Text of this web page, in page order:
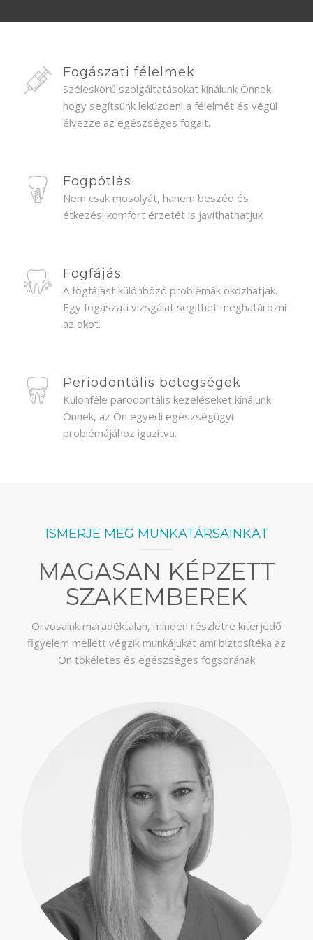
Fogászati félelmek
Széleskörű szolgáltatásokat kínálunk Önnek,
hogy segítsünk leküzdeni a félelmét és végül
élvezze az egészséges fogait.
Fogpótlás
Nem csak mosolyát, hanem beszéd és
étkezési komfort érzetét is javíthathatjuk
Fogfájás
A fogfájást különböző problémák okozhatják.
Egy fogászati vizsgálat segíthet meghatározni
az okot.
Periodontális betegségek
Különféle parodontális kezeléseket kínálunk
Önnek, az Ön egyedi egészségügyi
problémájához igazítva.
ISMERJE MEG MUNKATÁRSAINKAT
MAGASAN KÉPZETT
SZAKEMBEREK
Orvosaink maradéktalan, minden részletre kiterjedő
figyelem mellett végzik munkájukat ami biztosítéka az
Ön tökéletes és egészséges fogsorának